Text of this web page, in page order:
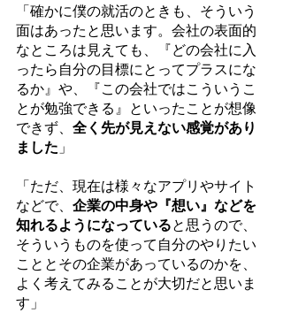
「確かに僕の就活のときも、そういう
面はあったと思います。会社の表面的
なところは見えても、『どの会社に入
ったら自分の目標にとってプラスにな
るか』や、『この会社ではこういうこ
とが勉強できる』といったことが想像
できず、 全く先が見えない感覚があり
ました 」
「ただ、現在は様々なアプリやサイト
などで、 企業の中身や『想い』などを
知れるようになっていると思うので、
そういうものを使って自分のやりたい
こととその企業があっているのかを、
よく考えてみることが大切だと思いま
す」